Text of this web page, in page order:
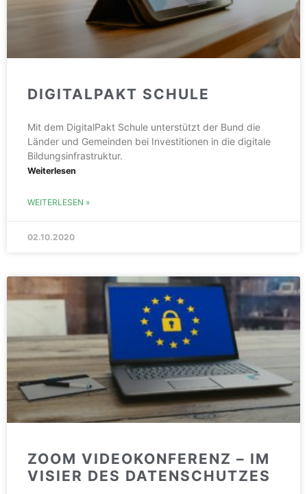
DIGITALPAKT SCHULE
Mit dem DigitalPakt Schule unterstützt der Bund die
Länder und Gemeinden bei Investitionen in die digitale
Bildungsinfrastruktur.
Weiterlesen
WEITERLESEN »
02.10.2020
ZOOM VIDEOKONFERENZ – IM
VISIER DES DATENSCHUTZES